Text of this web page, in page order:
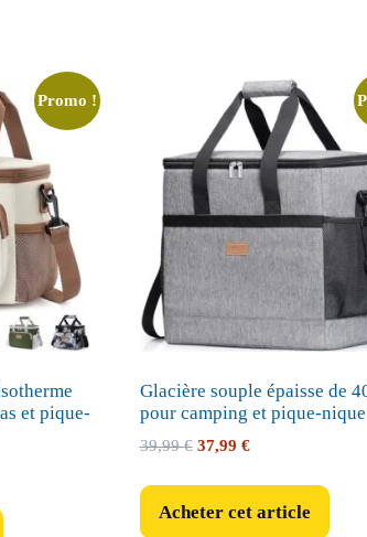
Promo !
et pique-
Glacière souple épaisse de
pour camping et pique-nique
39,99€ Le
était :
37,99 €Le
est :
Acheter cet article